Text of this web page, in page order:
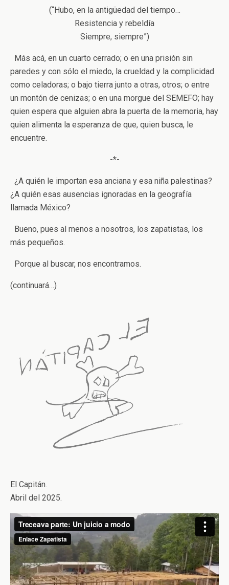
(“Hubo, en la antigüedad del tiempo…
Resistencia y rebeldía
Siempre, siempre”)
Más acá, en un cuarto cerrado; o en una prisión sin
paredes y con sólo el miedo, la crueldad y la complicidad
como celadoras; o bajo tierra junto a otras, otros; o entre
un montón de cenizas; o en una morgue del SEMEFO; hay
quien espera que alguien abra la puerta de la memoria, hay
quien alimenta la esperanza de que, quien busca, le
encuentre.
-*-
¿A quién le importan esa anciana y esa niña palestinas?
¿A quién esas ausencias ignoradas en la geografía
llamada México?
Bueno, pues al menos a nosotros, los zapatistas, los
más pequeños.
Porque al buscar, nos encontramos.
(continuará…)
El Capitán.
Abril del 2025.